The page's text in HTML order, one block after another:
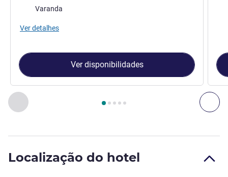
Anterior - Quarto
Página , Quarto 1 : QUARTO DE LUXO, 1 cama king
Os extras do alojamento:
Varanda
Ver detalhes
Ver disponibilidades
Localização do hotel